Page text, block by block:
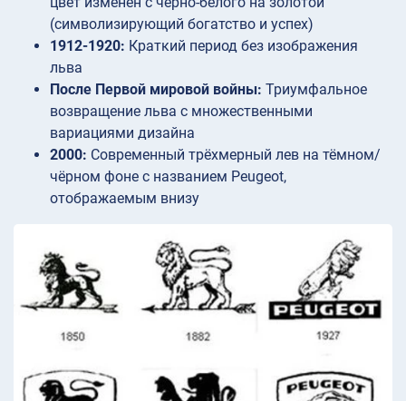
(символизирующий богатство и успех)
1912-1920: Краткий период без изображения
льва
После Первой мировой войны: Триумфальное
возвращение льва с множественными
вариациями дизайна
2000: Современный трёхмерный лев на тёмном/
чёрном фоне с названием Peugeot,
отображаемым внизу